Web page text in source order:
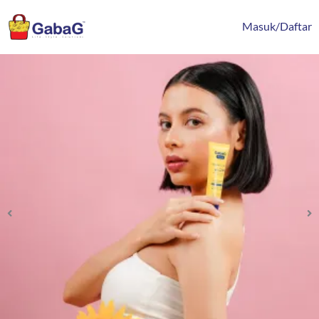
ke
konten
Masuk/Daftar